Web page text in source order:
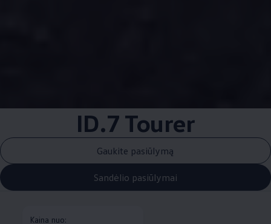
ID.7 Tourer
Gaukite pasiūlymą
Sandėlio pasiūlymai
Kaina nuo: